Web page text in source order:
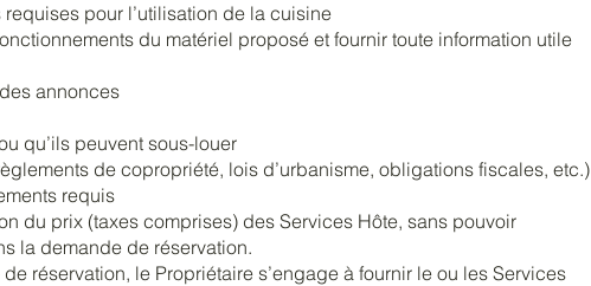
pour l’utilisation de la cuisine
du matériel proposé et fournir toute information utile
annonces
qu’ils peuvent sous-louer
de copropriété, lois d’urbanisme, obligations fiscales, etc.)
requis
du prix (taxes comprises) des Services Hôte, sans pouvoir
la demande de réservation.
réservation, le Propriétaire s’engage à fournir le ou les Services